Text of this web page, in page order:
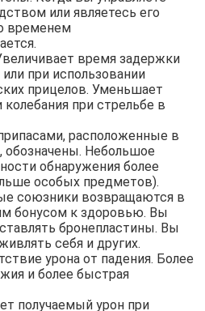
или являетесь его
временем
время задержки
при использовании
прицелов. Уменьшает
при стрельбе в
расположенные в
обозначены. Небольшое
обнаружения более
особых предметов).
союзники возвращаются в
бонусом к здоровью. Вы
бронепластины. Вы
себя и других.
урона от падения. Более
и более быстрая
получаемый урон при